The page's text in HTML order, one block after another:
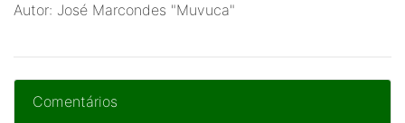
Autor: José Marcondes "Muvuca"
Comentários